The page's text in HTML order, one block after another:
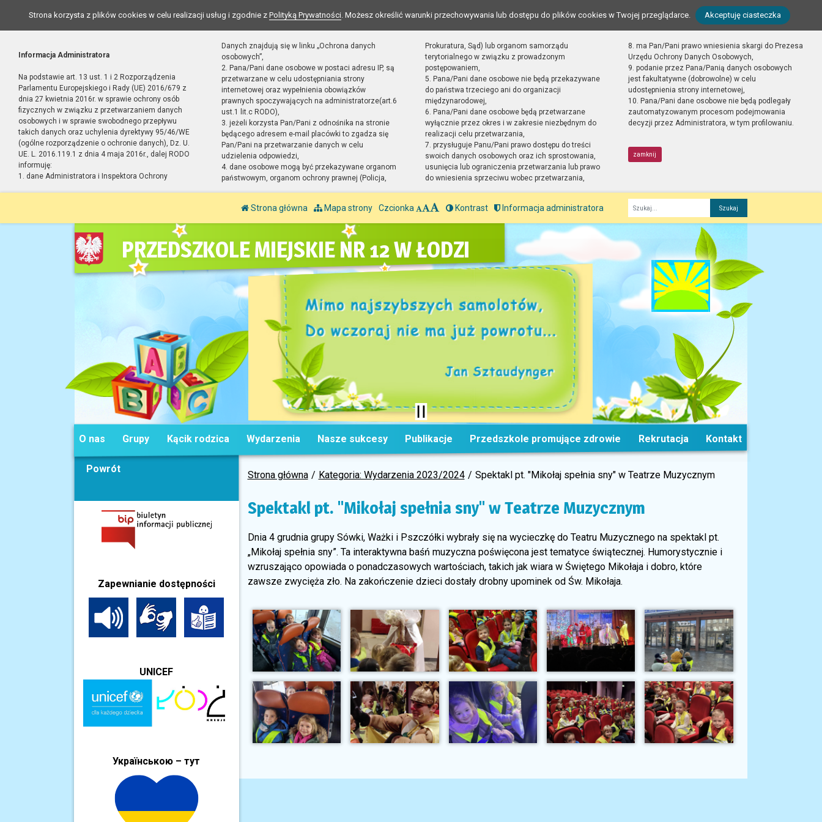
Strona korzysta z plików cookies w celu realizacji usług i zgodnie z Polityką Prywatności. Możesz określić warunki przechowywania lub dostępu do plików cookies w Twojej przeglądarce. Akceptuję ciasteczka
Informacja Administratora
Na podstawie art. 13 ust. 1 i 2 Rozporządzenia
Parlamentu Europejskiego i Rady (UE) 2016/679 z
dnia 27 kwietnia 2016r. w sprawie ochrony osób
fizycznych w związku z przetwarzaniem danych
osobowych i w sprawie swobodnego przepływu
takich danych oraz uchylenia dyrektywy 95/46/WE
(ogólne rozporządzenie o ochronie danych), Dz. U.
UE. L. 2016.119.1 z dnia 4 maja 2016r., dalej RODO
informuję:
1. dane Administratora i Inspektora Ochrony
Danych znajdują się w linku „Ochrona danych
osobowych”,
2. Pana/Pani dane osobowe w postaci adresu IP, są
przetwarzane w celu udostępniania strony
internetowej oraz wypełnienia obowiązków
prawnych spoczywających na administratorze(art.6
ust.1 lit.c RODO),
3. jeżeli korzysta Pan/Pani z odnośnika na stronie
będącego adresem e-mail placówki to zgadza się
Pan/Pani na przetwarzanie danych w celu
udzielenia odpowiedzi,
4. dane osobowe mogą być przekazywane organom
państwowym, organom ochrony prawnej (Policja,
Prokuratura, Sąd) lub organom samorządu
terytorialnego w związku z prowadzonym
postępowaniem,
5. Pana/Pani dane osobowe nie będą przekazywane
do państwa trzeciego ani do organizacji
międzynarodowej,
6. Pana/Pani dane osobowe będą przetwarzane
wyłącznie przez okres i w zakresie niezbędnym do
realizacji celu przetwarzania,
7. przysługuje Panu/Pani prawo dostępu do treści
swoich danych osobowych oraz ich sprostowania,
usunięcia lub ograniczenia przetwarzania lub prawo
do wniesienia sprzeciwu wobec przetwarzania,
8. ma Pan/Pani prawo wniesienia skargi do Prezesa
Urzędu Ochrony Danych Osobowych,
9. podanie przez Pana/Panią danych osobowych
jest fakultatywne (dobrowolne) w celu
udostępnienia strony internetowej,
10. Pana/Pani dane osobowe nie będą podlegały
zautomatyzowanym procesom podejmowania
decyzji przez Administratora, w tym profilowaniu.
zamknij
Strona główna Mapa strony Czcionka Kontrast Informacja administratora
Fraza
PRZEDSZKOLE MIEJSKIE NR 12 W ŁODZI
O nas Grupy Kącik rodzica Wydarzenia Nasze sukcesy Publikacje Przedszkole promujące zdrowie Rekrutacja Kontakt
Strona główna Kategoria: Wydarzenia 2023/2024 Spektakl pt. "Mikołaj spełnia sny" w Teatrze Muzycznym
Spektakl pt. "Mikołaj spełnia sny" w Teatrze Muzycznym
Dnia 4 grudnia grupy Sówki, Ważki i Pszczółki wybrały się na wycieczkę do Teatru Muzycznego na spektakl pt.
„Mikołaj spełnia sny”. Ta interaktywna baśń muzyczna poświęcona jest tematyce świątecznej. Humorystycznie i
wzruszająco opowiada o ponadczasowych wartościach, takich jak wiara w Świętego Mikołaja i dobro, które
zawsze zwycięża zło. Na zakończenie dzieci dostały drobny upominek od Św. Mikołaja.
Powrót
Zapewnianie dostępności
UNICEF
Українською – тут